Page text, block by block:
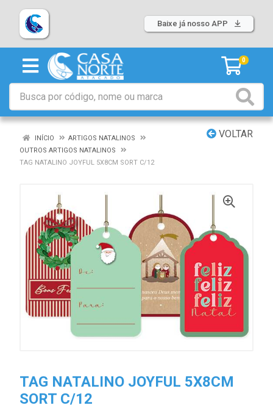
Baixe já nosso APP
0
VOLTAR
INÍCIO
ARTIGOS NATALINOS
OUTROS ARTIGOS NATALINOS
TAG NATALINO JOYFUL 5X8CM SORT C/12
TAG NATALINO JOYFUL 5X8CM
SORT C/12